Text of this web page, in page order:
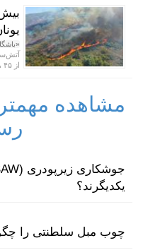
از ۴۵ هزار هکتار از اراضی آن را سوزاند.
مشاهده
یکدیگرند؟
چوب مبل سلطنتی را